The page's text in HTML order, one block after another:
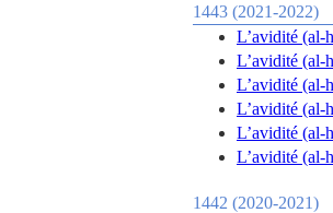
1443 (2021-2022)
1442 (2020-2021)